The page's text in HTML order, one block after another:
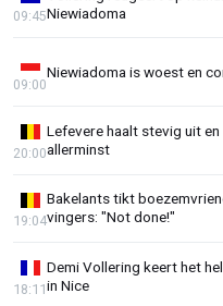
Niewiadoma
09:45
Niewiadoma is woest en
09:00
Lefevere haalt stevig uit
allerminst
20:00
Bakelants tikt
vingers: "Not done!"
19:04
Demi Vollering keert het
in Nice
18:11